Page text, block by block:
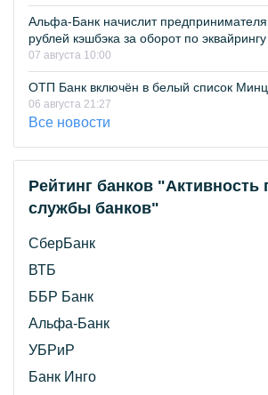
Альфа-Банк начислит
рублей кэшбэка за оборот по эквайрингу
07 августа 10:00
ОТП Банк включён в белый список
06 августа 21:27
Все новости
Рейтинг банков "Активность
службы банков"
СберБанк
ВТБ
ББР Банк
Альфа-Банк
УБРиР
Банк Инго